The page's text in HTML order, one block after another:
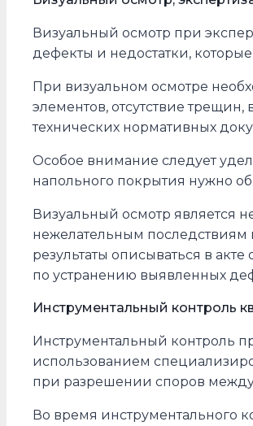
Визуальный осмотр при
дефекты и недостатки,
При визуальном осмотре
элементов, отсутствие
технических нормативных
Особое внимание следует
напольного покрытия нужно
Визуальный осмотр является
нежелательным последствиям
результаты описываться в
по устранению выявленных
Инструментальный контроль
Инструментальный контроль
использованием
при разрешении споров между
Во время инструментального